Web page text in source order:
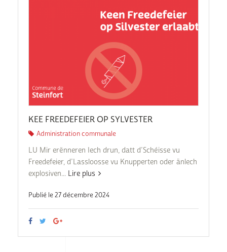
KEE FREEDEFEIER OP SYLVESTER
Administration communale
LU Mir erënneren Iech drun, datt d’Schéisse vu
Freedefeier, d’Lassloosse vu Knupperten oder änlech
explosiven... Lire plus
Publié le 27 décembre 2024